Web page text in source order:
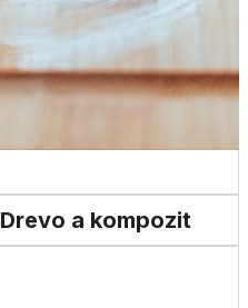
Drevo a kompozit